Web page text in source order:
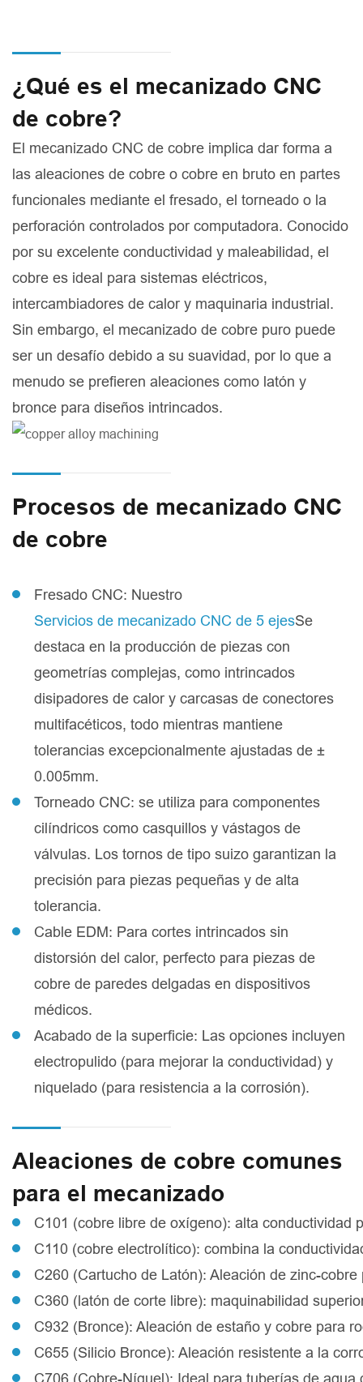
¿Qué es el mecanizado CNC
de cobre?
El mecanizado CNC de cobre implica dar forma a
las aleaciones de cobre o cobre en bruto en partes
funcionales mediante el fresado, el torneado o la
perforación controlados por computadora. Conocido
por su excelente conductividad y maleabilidad, el
cobre es ideal para sistemas eléctricos,
intercambiadores de calor y maquinaria industrial.
Sin embargo, el mecanizado de cobre puro puede
ser un desafío debido a su suavidad, por lo que a
menudo se prefieren aleaciones como latón y
bronce para diseños intrincados.
Procesos de mecanizado CNC
de cobre
Fresado CNC: Nuestro
Servicios de mecanizado CNC de 5 ejesSe
destaca en la producción de piezas con
geometrías complejas, como intrincados
disipadores de calor y carcasas de conectores
multifacéticos, todo mientras mantiene
tolerancias excepcionalmente ajustadas de ±
0.005mm.
Torneado CNC: se utiliza para componentes
cilíndricos como casquillos y vástagos de
válvulas. Los tornos de tipo suizo garantizan la
precisión para piezas pequeñas y de alta
tolerancia.
Cable EDM: Para cortes intrincados sin
distorsión del calor, perfecto para piezas de
cobre de paredes delgadas en dispositivos
médicos.
Acabado de la superficie: Las opciones incluyen
electropulido (para mejorar la conductividad) y
niquelado (para resistencia a la corrosión).
Aleaciones de cobre comunes
para el mecanizado
C101 (cobre libre de oxígeno): alta conductividad
C110 (cobre electrolítico): combina la
C260 (Cartucho de Latón): Aleación de zinc-
C360 (latón de corte libre): maquinabilidad
C932 (Bronce): Aleación de estaño y cobre para
C655 (Silicio Bronce): Aleación resistente a la